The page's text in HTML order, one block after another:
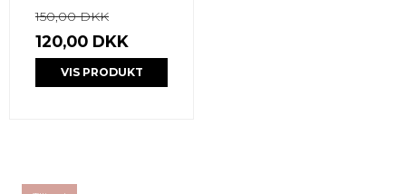
150,00 DKK
120,00 DKK
VIS PRODUKT